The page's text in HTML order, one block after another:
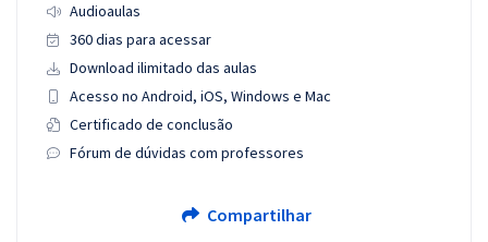
Audioaulas
360 dias para acessar
Download ilimitado das aulas
Acesso no Android, iOS, Windows e Mac
Certificado de conclusão
Fórum de dúvidas com professores
Compartilhar